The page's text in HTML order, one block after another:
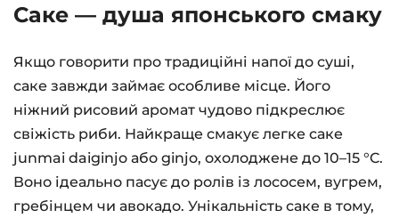
Саке — душа японського смаку
Якщо говорити про традиційні напої до суші,
саке завжди займає особливе місце. Його
ніжний рисовий аромат чудово підкреслює
свіжість риби. Найкраще смакує легке саке
junmai daiginjo або ginjo, охолоджене до 10–15 °C.
Воно ідеально пасує до ролів із лососем, вугрем,
гребінцем чи авокадо. Унікальність саке в тому,